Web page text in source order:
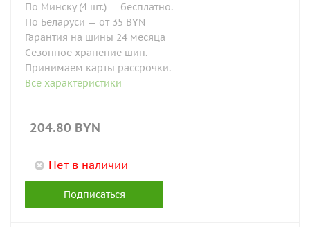
По Минску (4 шт.) — бесплатно.
По Беларуси — от 35 BYN
Гарантия на шины 24 месяца
Сезонное хранение шин.
Принимаем карты рассрочки.
Все характеристики
204.80 BYN
Нет в наличии
Подписаться